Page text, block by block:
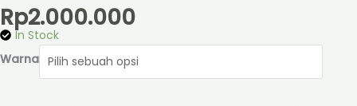
Rp2.000.000
In Stock
Warna